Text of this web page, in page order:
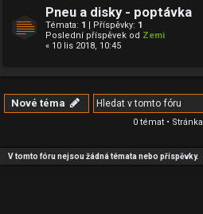
Pneu a disky - poptávka
Témata: 1 | Příspěvky: 1
Poslední příspěvek od Zemi
« 10 lis 2018, 10:45
Nové téma
0 témat • Stránka
V tomto fóru nejsou žádná témata nebo příspěvky.